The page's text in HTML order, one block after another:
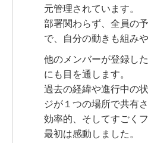
元管理されています。
部署関わらず、全員の
で、自分の動きも組みや
他のメンバーが登録し
にも目を通します。
過去の経緯や進行中の
ジが１つの場所で共有
効率的、そしてすごく
最初は感動しました。